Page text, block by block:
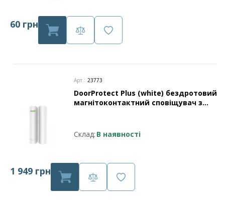
60 грн
Арт.: 23773
DoorProtect Plus (white) бездротовий
магнітоконтактний сповіщувач з
Склад: В наявності
1 949 грн